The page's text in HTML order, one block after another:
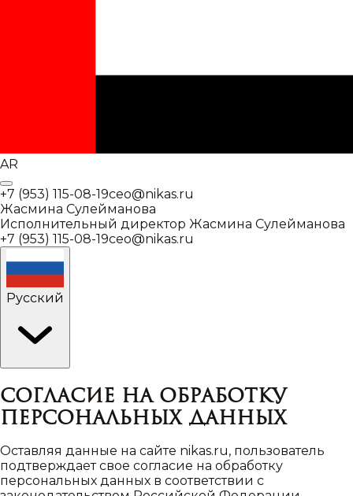
AR
+7 (953) 115-08-19ceo@nikas.ru
Жасмина Сулейманова
Исполнительный директор Жасмина Сулейманова
+7 (953) 115-08-19ceo@nikas.ru
Русский
Согласие на обработку
персональных данных
Оставляя данные на сайте nikas.ru, пользователь
подтверждает свое согласие на обработку
персональных данных в соответствии с